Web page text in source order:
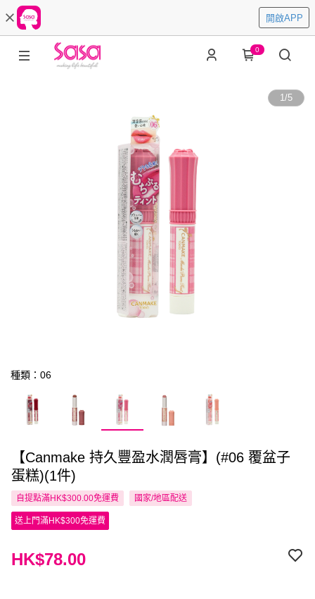
開啟APP
0
1/5
種類：06
【Canmake 持久豐盈水潤唇膏】(#06 覆盆子
蛋糕)(1件)
自提點滿HK$300.00免運費 國家/地區配送
送上門滿HK$300免運費
HK$78.00